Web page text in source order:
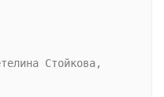
Стойкова,